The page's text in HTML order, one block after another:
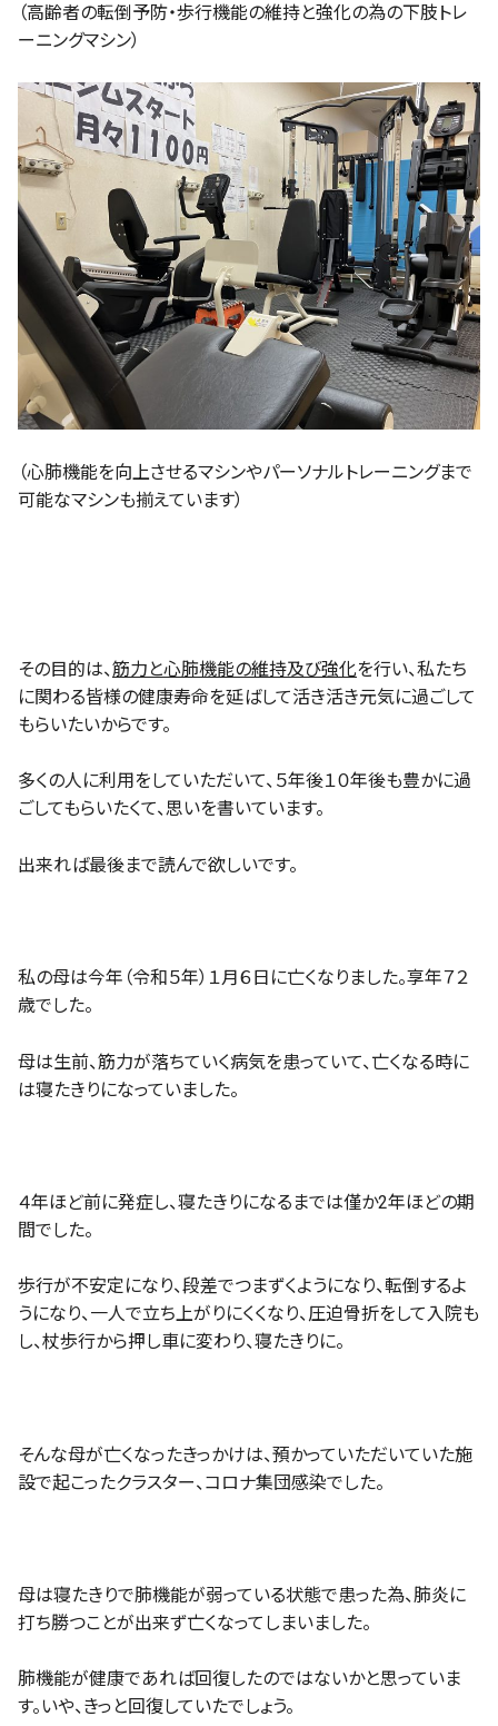
（高齢者の転倒予防・歩行機能の維持と強化の為の下肢トレ
ーニングマシン）
（心肺機能を向上させるマシンやパーソナルトレーニングまで
可能なマシンも揃えています）
その目的は、筋力と心肺機能の維持及び強化を行い、私たち
に関わる皆様の健康寿命を延ばして活き活き元気に過ごして
もらいたいからです。
多くの人に利用をしていただいて、５年後１０年後も豊かに過
ごしてもらいたくて、思いを書いています。
出来れば最後まで読んで欲しいです。
私の母は今年（令和５年）１月６日に亡くなりました。享年７２
歳でした。
母は生前、筋力が落ちていく病気を患っていて、亡くなる時に
は寝たきりになっていました。
４年ほど前に発症し、寝たきりになるまでは僅か2年ほどの期
間でした。
歩行が不安定になり、段差でつまずくようになり、転倒するよ
うになり、一人で立ち上がりにくくなり、圧迫骨折をして入院も
し、杖歩行から押し車に変わり、寝たきりに。
そんな母が亡くなったきっかけは、預かっていただいていた施
設で起こったクラスター、コロナ集団感染でした。
母は寝たきりで肺機能が弱っている状態で患った為、肺炎に
打ち勝つことが出来ず亡くなってしまいました。
肺機能が健康であれば回復したのではないかと思っていま
す。いや、きっと回復していたでしょう。